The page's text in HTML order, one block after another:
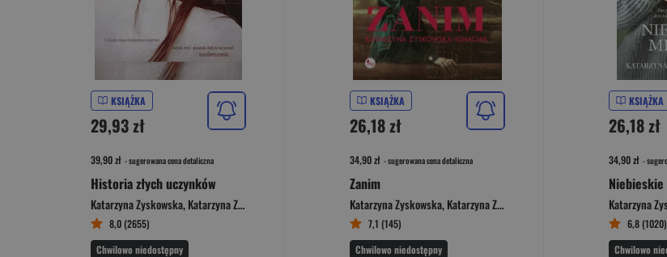
KSIĄŻKA
29,93 zł
39,90 zł - sugerowana cena detaliczna
Historia złych uczynków
Katarzyna Zyskowska,Katarzyna Zyskowska-Ignaciak
8,0 (2655)
Chwilowo niedostępny
KSIĄŻKA
26,18 zł
34,90 zł - sugerowana cena detaliczna
Zanim
Katarzyna Zyskowska,Katarzyna Zyskowska-Ignaciak
7,1 (145)
Chwilowo niedostępny
KSIĄŻKA
26,18 zł
34,90 zł -
Niebieskie
Katarzyna
6,8 (1020)
Chwilowo